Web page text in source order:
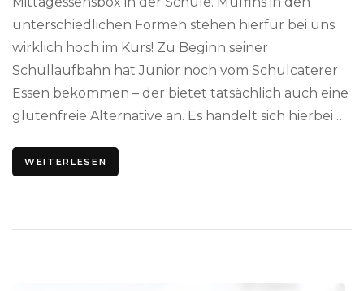
unterschiedlichen Formen stehen hierfür bei uns
wirklich hoch im Kurs! Zu Beginn seiner
Schullaufbahn hat Junior noch vom Schulcaterer
Essen bekommen – der bietet tatsächlich auch eine
glutenfreie Alternative an. Es handelt sich hierbei …
WEITERLESEN